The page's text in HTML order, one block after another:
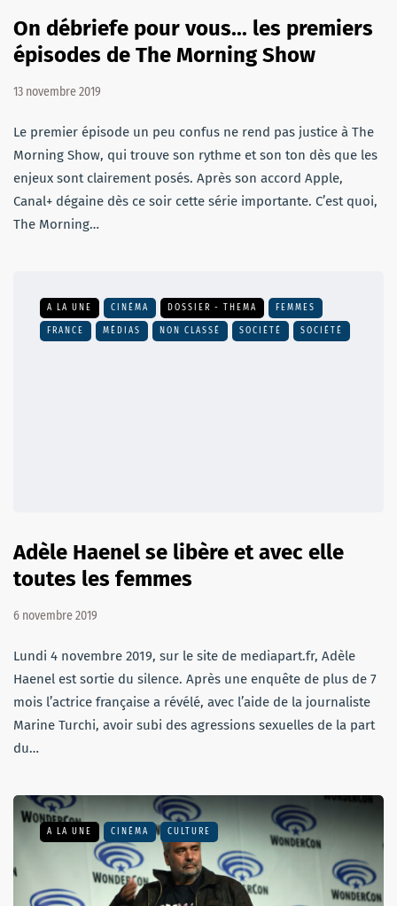
On débriefe pour vous... les premiers
épisodes de The Morning Show
13 novembre 2019
Le premier épisode un peu confus ne rend pas justice à The
Morning Show, qui trouve son rythme et son ton dès que les
enjeux sont clairement posés. Après son accord Apple,
Canal+ dégaine dès ce soir cette série importante. C’est quoi,
The Morning…
A LA UNE CINÉMA DOSSIER - THEMA FEMMES
FRANCE MÉDIAS NON CLASSÉ SOCIÉTÉ SOCIÉTÉ
Adèle Haenel se libère et avec elle
toutes les femmes
6 novembre 2019
Lundi 4 novembre 2019, sur le site de mediapart.fr, Adèle
Haenel est sortie du silence. Après une enquête de plus de 7
mois l’actrice française a révélé, avec l’aide de la journaliste
Marine Turchi, avoir subi des agressions sexuelles de la part
du…
A LA UNE CINÉMA CULTURE